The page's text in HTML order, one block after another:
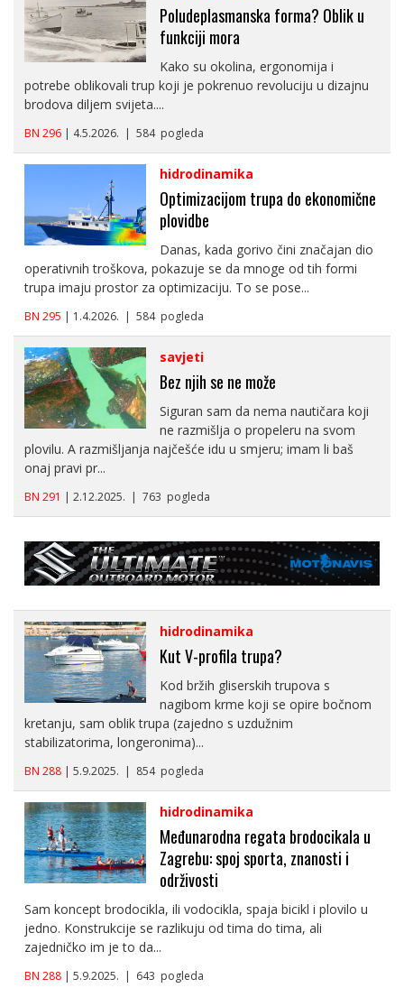
Poludeplasmanska forma? Oblik u
funkciji mora
Kako su okolina, ergonomija i
potrebe oblikovali trup koji je pokrenuo revoluciju u dizajnu
brodova diljem svijeta....
BN 296 | 4.5.2026. | 584 pogleda
hidrodinamika
Optimizacijom trupa do ekonomične
plovidbe
Danas, kada gorivo čini značajan dio
operativnih troškova, pokazuje se da mnoge od tih formi
trupa imaju prostor za optimizaciju. To se pose...
BN 295 | 1.4.2026. | 584 pogleda
savjeti
Bez njih se ne može
Siguran sam da nema nautičara koji
ne razmišlja o propeleru na svom
plovilu. A razmišljanja najčešće idu u smjeru; imam li baš
onaj pravi pr...
BN 291 | 2.12.2025. | 763 pogleda
hidrodinamika
Kut V-profila trupa?
Kod bržih gliserskih trupova s
nagibom krme koji se opire bočnom
kretanju, sam oblik trupa (zajedno s uzdužnim
stabilizatorima, longeronima)...
BN 288 | 5.9.2025. | 854 pogleda
hidrodinamika
Međunarodna regata brodocikala u
Zagrebu: spoj sporta, znanosti i
održivosti
Sam koncept brodocikla, ili vodocikla, spaja bicikl i plovilo u
jedno. Konstrukcije se razlikuju od tima do tima, ali
zajedničko im je to da...
BN 288 | 5.9.2025. | 643 pogleda